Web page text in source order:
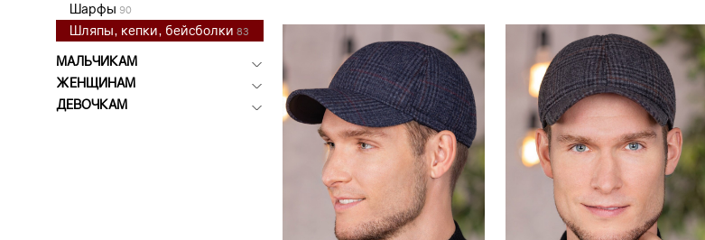
Шарфы 90
Шляпы, кепки, бейсболки 83
МАЛЬЧИКАМ
ЖЕНЩИНАМ
ДЕВОЧКАМ